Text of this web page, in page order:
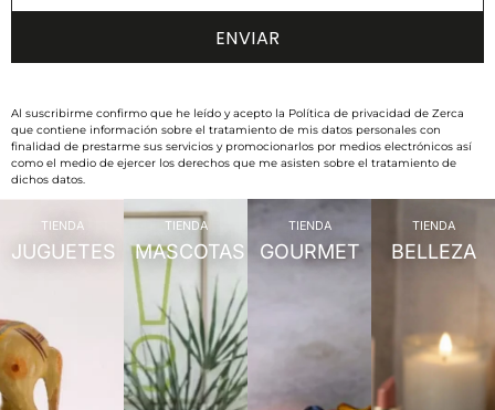
Al suscribirme confirmo que he leído y acepto la Política de privacidad de Zerca
que contiene información sobre el tratamiento de mis datos personales con
finalidad de prestarme sus servicios y promocionarlos por medios electrónicos así
como el medio de ejercer los derechos que me asisten sobre el tratamiento de
dichos datos.
TIENDA
JUGUETES
TIENDA
MASCOTAS
TIENDA
GOURMET
TIENDA
BELLEZA